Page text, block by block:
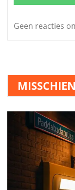
Geen reacties